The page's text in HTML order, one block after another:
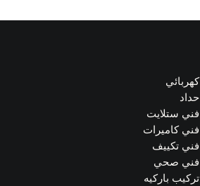
كهربائي
حداد
فني ستلايت
فني كاميرات
فني تكييف
فني صحي
تركيب باركيه